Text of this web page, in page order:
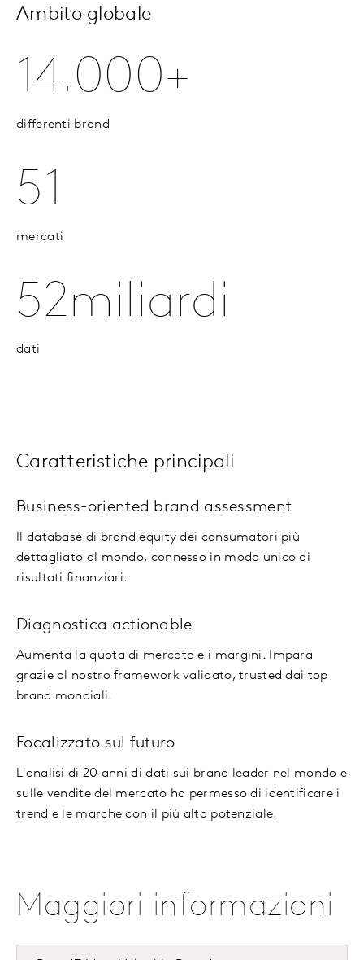
Ambito globale
14.000+
differenti brand
51
mercati
52miliardi
dati
Caratteristiche principali
Business-oriented brand assessment
Il database di brand equity dei consumatori più
dettagliato al mondo, connesso in modo unico ai
risultati finanziari.
Diagnostica actionable
Aumenta la quota di mercato e i margini. Impara
grazie al nostro framework validato, trusted dai top
brand mondiali.
Focalizzato sul futuro
L'analisi di 20 anni di dati sui brand leader nel mondo e
sulle vendite del mercato ha permesso di identificare i
trend e le marche con il più alto potenziale.
Maggiori informazioni